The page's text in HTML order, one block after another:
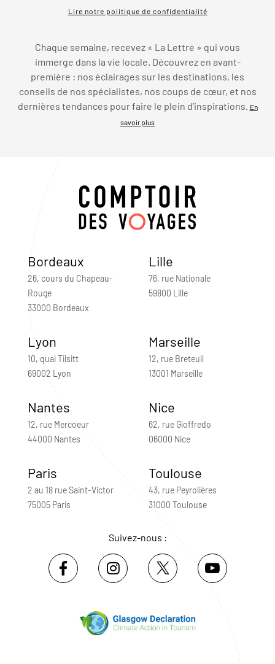
Lire notre politique de confidentialité
Chaque semaine, recevez « La Lettre » qui vous
immerge dans la vie locale. Découvrez en avant-
première : nos éclairages sur les destinations, les
conseils de nos spécialistes, nos coups de cœur, et nos
dernières tendances pour faire le plein d’inspirations. En
savoir plus
Bordeaux
26, cours du Chapeau-
Rouge
33000 Bordeaux
Lille
76, rue Nationale
59800 Lille
Lyon
10, quai Tilsitt
69002 Lyon
Marseille
12, rue Breteuil
13001 Marseille
Nantes
12, rue Mercoeur
44000 Nantes
Nice
62, rue Gioffredo
06000 Nice
Paris
2 au 18 rue Saint-Victor
75005 Paris
Toulouse
43, rue Peyrolières
31000 Toulouse
Suivez-nous :